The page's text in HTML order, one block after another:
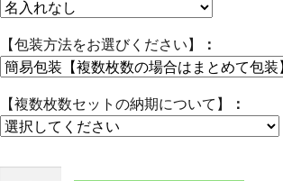
【包装方法をお選びください】
【複数枚数セットの納期について】